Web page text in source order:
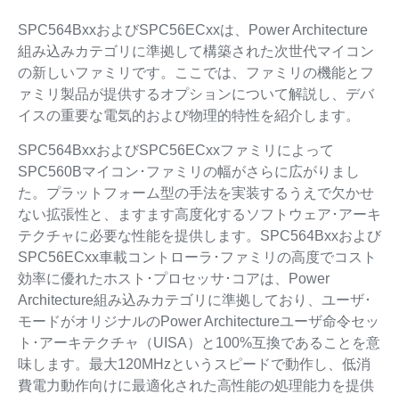
SPC564BxxおよびSPC56ECxxは、Power Architecture
組み込みカテゴリに準拠して構築された次世代マイコン
の新しいファミリです。ここでは、ファミリの機能とフ
ァミリ製品が提供するオプションについて解説し、デバ
イスの重要な電気的および物理的特性を紹介します。
SPC564BxxおよびSPC56ECxxファミリによって
SPC560Bマイコン･ファミリの幅がさらに広がりまし
た。プラットフォーム型の手法を実装するうえで欠かせ
ない拡張性と、ますます高度化するソフトウェア･アーキ
テクチャに必要な性能を提供します。SPC564Bxxおよび
SPC56ECxx車載コントローラ･ファミリの高度でコスト
効率に優れたホスト･プロセッサ･コアは、Power
Architecture組み込みカテゴリに準拠しており、ユーザ･
モードがオリジナルのPower Architectureユーザ命令セッ
ト･アーキテクチャ（UISA）と100%互換であることを意
味します。最大120MHzというスピードで動作し、低消
費電力動作向けに最適化された高性能の処理能力を提供